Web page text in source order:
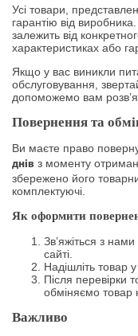
Усі товари,
гарантію від
залежить від
характеристиках або
Якщо у вас виникли
обслуговування,
допоможемо вам
Повернення та
Ви маєте право
днів з моменту
збережено його
комплектуючі.
Як оформити
Зв’яжіться з
сайті.
Надішліть товар
Після перевірки
обміняємо товар
Важливо